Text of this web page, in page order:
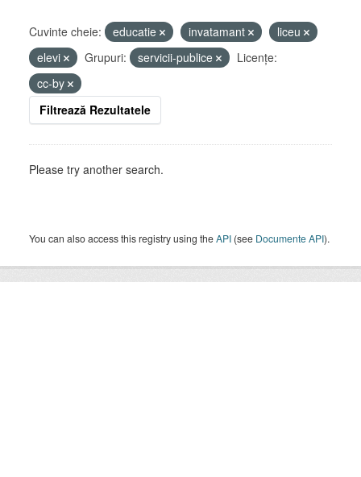
Cuvinte cheie: educatie invatamant
liceu
elevi
Grupuri: servicii-publice
Licenţe:
cc-by
Filtrează Rezultatele
Please try another search.
You can also access this registry using theAPI (see Documente API).